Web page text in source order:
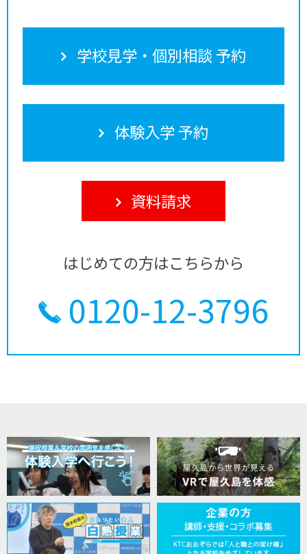
学校見学・個別相談 予約
体験入学 予約
資料請求
はじめての方はこちらから
0120-12-3796